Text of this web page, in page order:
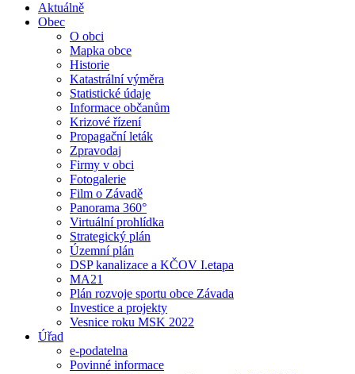
Aktuálně
Obec
O obci
Mapka obce
Historie
Katastrální výměra
Statistické údaje
Informace občanům
Krizové řízení
Propagační leták
Zpravodaj
Firmy v obci
Fotogalerie
Film o Závadě
Panorama 360°
Virtuální prohlídka
Strategický plán
Územní plán
DSP kanalizace a KČOV I.etapa
MA21
Plán rozvoje sportu obce Závada
Investice a projekty
Vesnice roku MSK 2022
Úřad
e-podatelna
Povinné informace